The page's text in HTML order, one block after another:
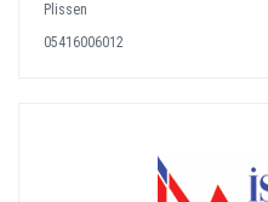
Plissen
05416006012